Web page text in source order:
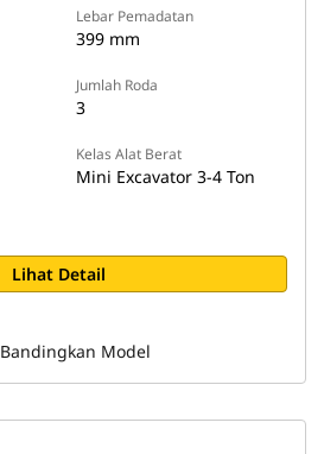
Lebar Pemadatan
399 mm
Jumlah Roda
3
Kelas Alat Berat
Mini Excavator 3-4 Ton
Lihat Detail
Bandingkan Model